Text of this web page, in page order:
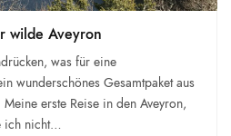
wilde Aveyron
was für eine
wunderschönes Gesamtpaket aus
erste Reise in den Aveyron,
ich nicht…